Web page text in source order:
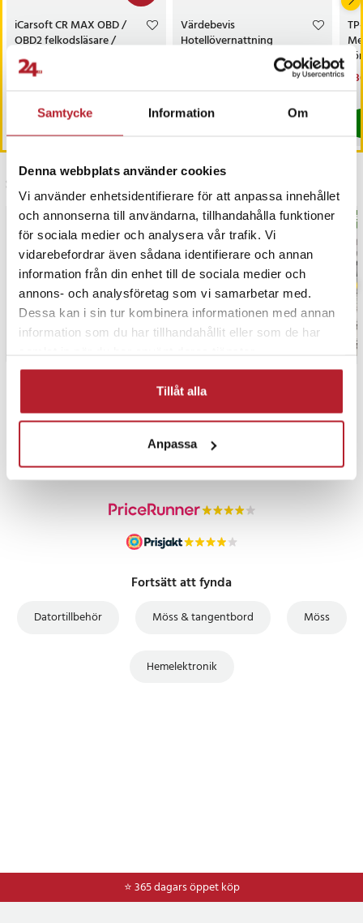
Samtycke Information Om
Denna webbplats använder cookies
Vi använder enhetsidentifierare för att anpassa innehållet
och annonserna till användarna, tillhandahålla funktioner
för sociala medier och analysera vår trafik. Vi
vidarebefordrar även sådana identifierare och annan
information från din enhet till de sociala medier och
annons- och analysföretag som vi samarbetar med.
Dessa kan i sin tur kombinera informationen med annan
information som du har tillhandahållit eller som de har
Tillåt alla
Anpassa
iCarsoft CR MAX OBD /
OBD2 felkodsläsare /
bildiagnosverktyg /
diagnosverktyg för bil
Nuvarande pris
3 698 kr
Köp
Värdebevis
Hotellövernattning
Senast besökta
PRISGARANTI
UTFÖRSÄLJNING
Fortsätt att fynda
Datortillbehör Möss & tangentbord Möss
Hemelektronik
⭐ 365 dagars öppet köp
⭐Frakt 49kr *